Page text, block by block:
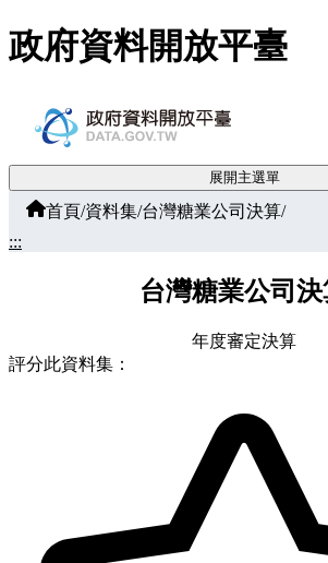
跳至主要內容
政府資料開放平臺
展開主選單
首頁/資料集/台灣糖業公司決算/
:::
台灣糖業公司
年度審定決算
評分此資料集：